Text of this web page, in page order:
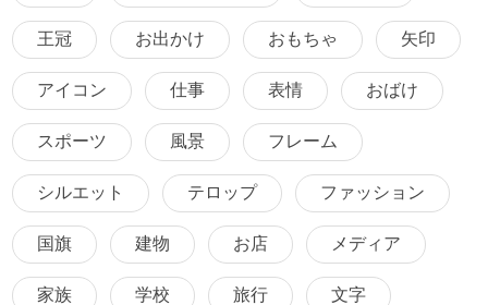
王冠 お出かけ おもちゃ 矢印
アイコン 仕事 表情 おばけ
スポーツ 風景 フレーム
シルエット テロップ ファッション
国旗 建物 お店 メディア
家族 学校 旅行 文字